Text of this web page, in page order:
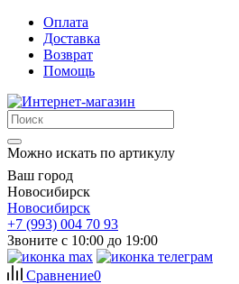
Оплата
Доставка
Возврат
Помощь
Можно искать по артикулу
Ваш город
Новосибирск
Новосибирск
+7 (993) 004 70 93
Звоните с 10:00 до 19:00
Сравнение0